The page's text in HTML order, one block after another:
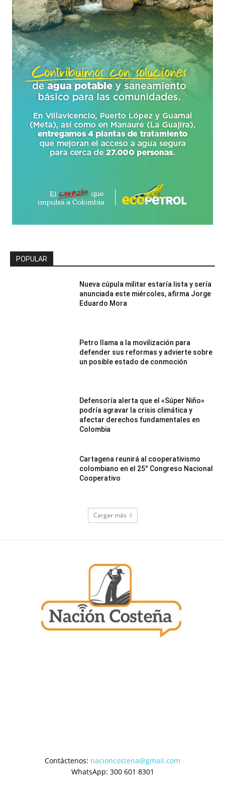
POPULAR
Nueva cúpula militar estaría lista y sería
anunciada este miércoles, afirma Jorge
Eduardo Mora
Petro llama a la movilización para
defender sus reformas y advierte sobre
un posible estado de conmoción
Defensoría alerta que el «Súper Niño»
podría agravar la crisis climática y
afectar derechos fundamentales en
Colombia
Cartagena reunirá al cooperativismo
colombiano en el 25° Congreso Nacional
Cooperativo
Cargar más
Contáctenos: nacioncostena@gmail.com
WhatsApp: 300 601 8301